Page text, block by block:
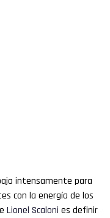
intensamente para
con la energía de los
Lionel Scaloni es definir